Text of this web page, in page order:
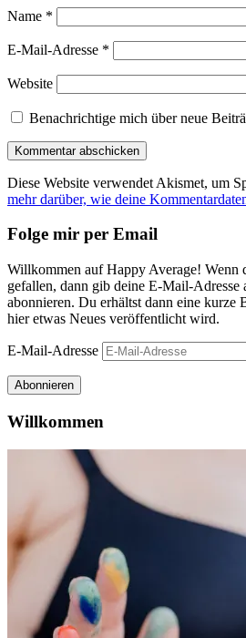
Name *
E-Mail-Adresse *
Website
Benachrichtige mich über neue
Diese Website verwendet Akismet, um
mehr darüber, wie deine
Folge mir per Email
Willkommen auf Happy Average! Wenn
gefallen, dann gib deine E-Mail-Adresse
abonnieren. Du erhältst dann eine kurze
hier etwas Neues veröffentlicht wird.
E-Mail-Adresse
Abonnieren
Willkommen